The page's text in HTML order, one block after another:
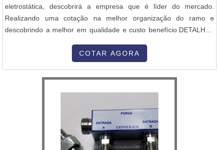
eletrostática, descobrirá a empresa que é líder do mercado.
Realizando uma cotação na melhor organização do ramo e
descobrindo a melhor em qualidade e custo benefício.DETALHES
ELETROSTÁTICAQuem procura por queimador para forno de
descobre o site da Inovatti Queimadores Industriais...
COTAR AGORA